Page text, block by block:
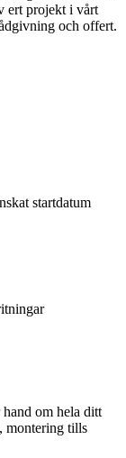
ert projekt i vårt
och offert.
startdatum
om hela ditt
montering tills